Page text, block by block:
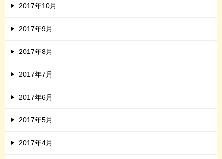
2017年10月
2017年9月
2017年8月
2017年7月
2017年6月
2017年5月
2017年4月